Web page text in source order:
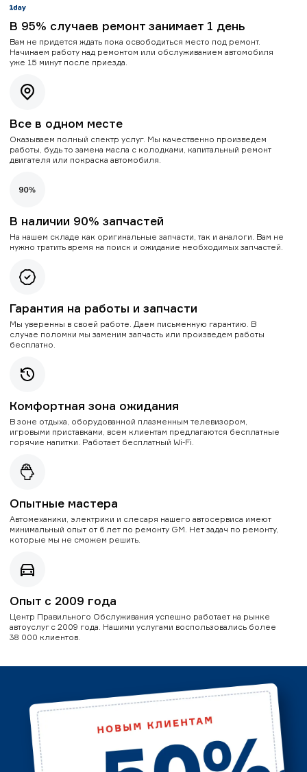
В 95% случаев ремонт занимает 1 день
Вам не придется ждать пока освободиться место под ремонт.
Начинаем работу над ремонтом или обслуживанием автомобиля
уже 15 минут после приезда.
Все в одном месте
Оказываем полный спектр услуг. Мы качественно произведем
работы, будь то замена масла с колодками, капитальный ремонт
двигателя или покраска автомобиля.
В наличии 90% запчастей
На нашем складе как оригинальные запчасти, так и аналоги. Вам не
нужно тратить время на поиск и ожидание необходимых запчастей.
Гарантия на работы и запчасти
Мы уверенны в своей работе. Даем письменную гарантию. В
случае поломки мы заменим запчасть или произведем работы
бесплатно.
Комфортная зона ожидания
В зоне отдыха, оборудованной плазменным телевизором,
игровыми приставками, всем клиентам предлагаются бесплатные
горячие напитки. Работает бесплатный Wi-Fi.
Опытные мастера
Автомеханики, электрики и слесаря нашего автосервиса имеют
минимальный опыт от 6 лет по ремонту GM. Нет задач по ремонту,
которые мы не сможем решить.
Опыт с 2009 года
Центр Правильного Обслуживания успешно работает на рынке
автоуслуг с 2009 года. Нашими услугами воспользовались более
38 000 клиентов.